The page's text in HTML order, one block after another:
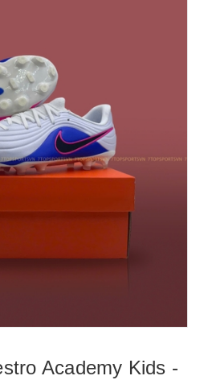
Academy Kids -